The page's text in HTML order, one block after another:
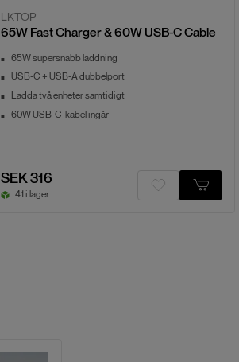
LKTOP
65W Fast Charger & 60W USB-C Cable
65W supersnabb laddning
USB‑C + USB‑A dubbelport
Ladda två enheter samtidigt
60W USB-C-kabel ingår
SEK 316
41 i lager